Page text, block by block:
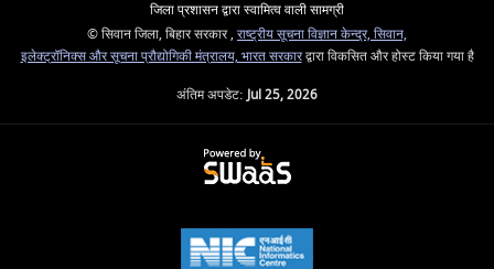
जिला प्रशासन द्वारा स्वामित्व वाली सामग्री
© सिवान जिला, बिहार सरकार , राष्ट्रीय सूचना विज्ञान केन्द्र, सिवान,
इलेक्ट्रॉनिक्स और सूचना प्रौद्योगिकी मंत्रालय, भारत सरकारद्वारा विकसित और होस्ट किया गया है
अंतिम अपडेट:Jul 25, 2026